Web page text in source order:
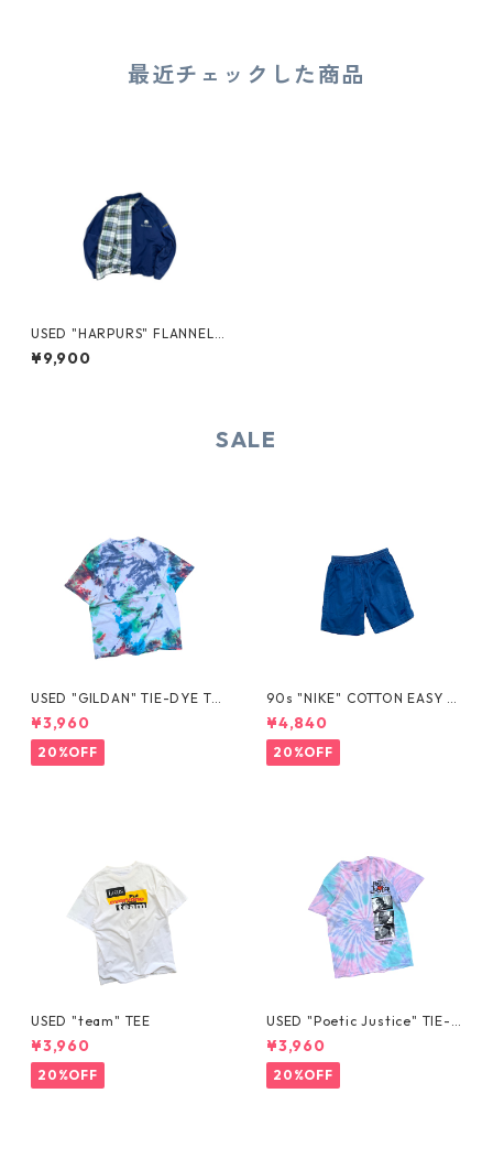
最近チェックした商品
USED "HARPURS" FLANNEL L
INER SWINGTOP
¥9,900
SALE
USED "GILDAN" TIE-DYE TE
E
¥3,960
20%OFF
90s "NIKE" COTTON EASY S
HORTS
¥4,840
20%OFF
USED "team" TEE
¥3,960
20%OFF
USED "Poetic Justice" TIE-D
YE TEE
¥3,960
20%OFF